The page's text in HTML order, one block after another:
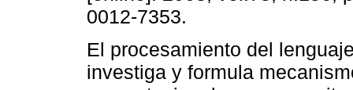
0012-7353.
El procesamiento del
investiga y formula